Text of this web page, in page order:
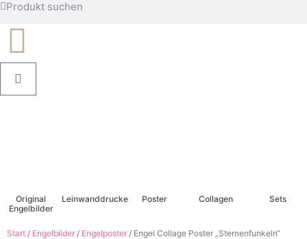
Original
Engelbilder
Leinwanddrucke Poster Collagen Sets
Start / Engelbilder / Engelposter / Engel Collage Poster „Sternenfunkeln“